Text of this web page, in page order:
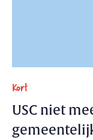
Kort
USC niet